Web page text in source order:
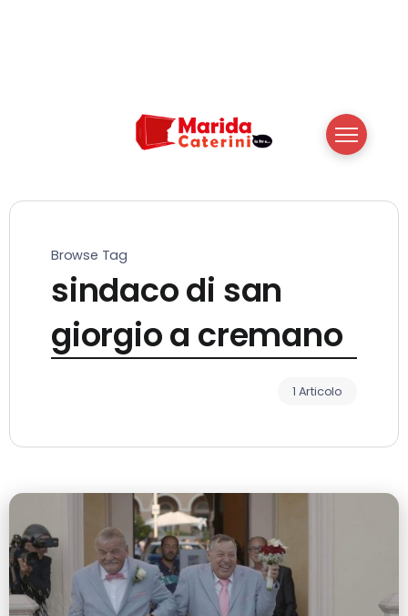
Browse Tag
sindaco di san
giorgio a cremano
1 Articolo